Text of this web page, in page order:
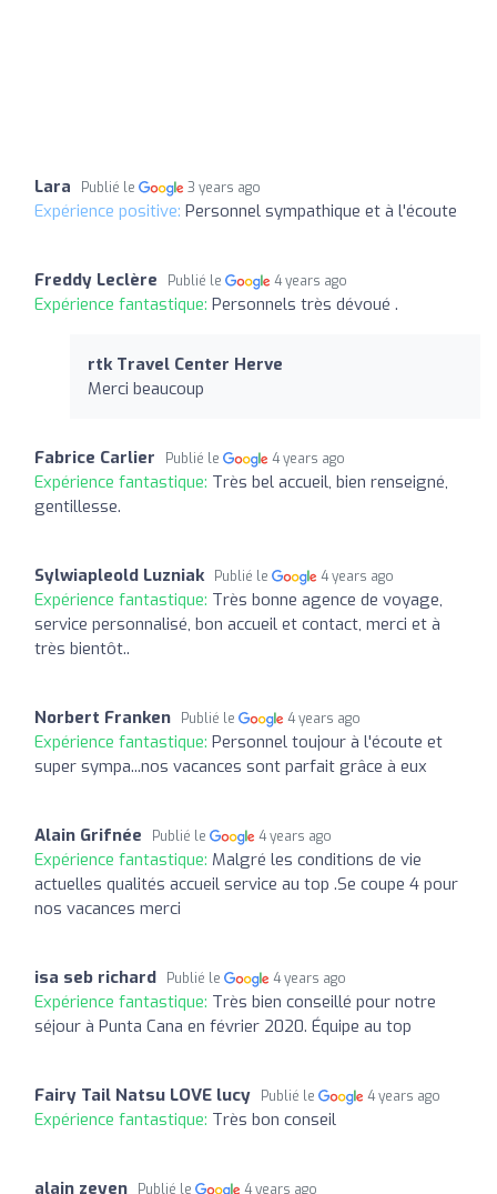
Lara Publié le 3 years ago
Expérience positive: Personnel sympathique et à l'écoute
Freddy Leclère Publié le 4 years ago
Expérience fantastique: Personnels très dévoué .
rtk Travel Center Herve
Merci beaucoup
Fabrice Carlier Publié le 4 years ago
Expérience fantastique: Très bel accueil, bien renseigné,
gentillesse.
Sylwiapleold Luzniak Publié le 4 years ago
Expérience fantastique: Très bonne agence de voyage,
service personnalisé, bon accueil et contact, merci et à
très bientôt..
Norbert Franken Publié le 4 years ago
Expérience fantastique: Personnel toujour à l'écoute et
super sympa...nos vacances sont parfait grâce à eux
Alain Grifnée Publié le 4 years ago
Expérience fantastique: Malgré les conditions de vie
actuelles qualités accueil service au top .Se coupe 4 pour
nos vacances merci
isa seb richard Publié le 4 years ago
Expérience fantastique: Très bien conseillé pour notre
séjour à Punta Cana en février 2020. Équipe au top
Fairy Tail Natsu LOVE lucy Publié le 4 years ago
Expérience fantastique: Très bon conseil
alain zeyen Publié le 4 years ago